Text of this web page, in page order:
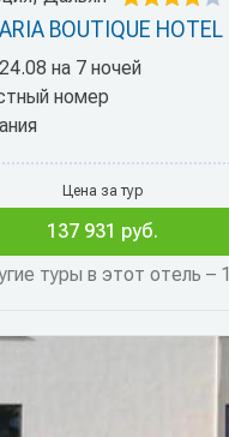
BOUTIQUE HOTEL
на 7 ночей
номер
туры в этот отель – 1
Цена за тур
137 931 руб.